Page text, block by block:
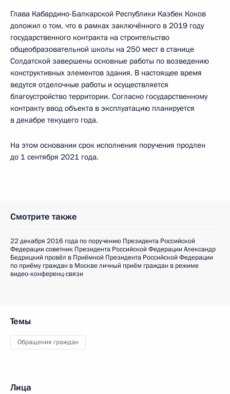
Глава Кабардино-Балкарской Республики Казбек Коков
доложил о том, что в рамках заключённого в 2019 году
государственного контракта на строительство
общеобразовательной школы на 250 мест в станице
Солдатской завершены основные работы по возведению
конструктивных элементов здания. В настоящее время
ведутся отделочные работы и осуществляется
благоустройство территории. Согласно государственному
контракту ввод объекта в эксплуатацию планируется
в декабре текущего года.
На этом основании срок исполнения поручения продлен
до 1 сентября 2021 года.
Смотрите также
22 декабря 2016 года по поручению Президента Российской
Федерации советник Президента Российской Федерации Александр
Бедрицкий провёл в Приёмной Президента Российской Федерации
по приёму граждан в Москве личный приём граждан в режиме
видео-конференц-связи
Темы
Обращения граждан
Лица